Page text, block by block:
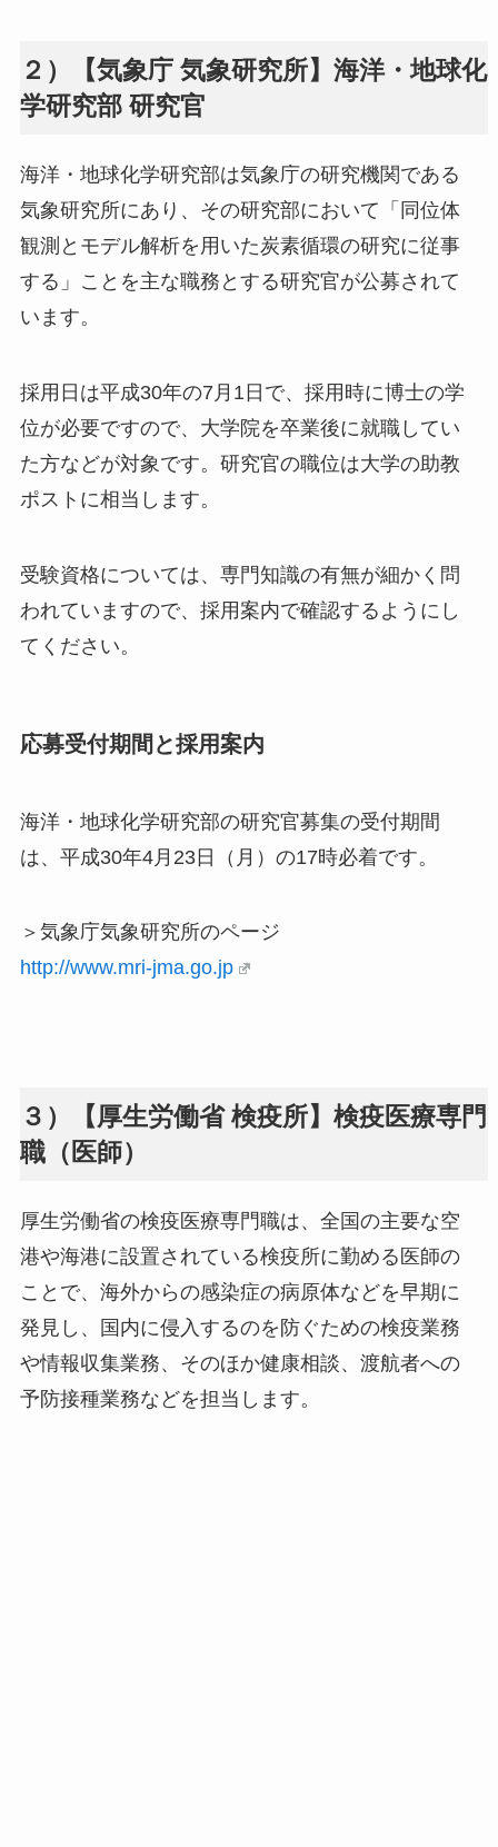
２）【気象庁 気象研究所】海洋・地球化
学研究部 研究官
海洋・地球化学研究部は気象庁の研究機関である
気象研究所にあり、その研究部において「同位体
観測とモデル解析を用いた炭素循環の研究に従事
する」ことを主な職務とする研究官が公募されて
います。
採用日は平成30年の7月1日で、採用時に博士の学
位が必要ですので、大学院を卒業後に就職してい
た方などが対象です。研究官の職位は大学の助教
ポストに相当します。
受験資格については、専門知識の有無が細かく問
われていますので、採用案内で確認するようにし
てください。
応募受付期間と採用案内
海洋・地球化学研究部の研究官募集の受付期間
は、平成30年4月23日（月）の17時必着です。
＞気象庁気象研究所のページ
http://www.mri-jma.go.jp
３）【厚生労働省 検疫所】検疫医療専門
職（医師）
厚生労働省の検疫医療専門職は、全国の主要な空
港や海港に設置されている検疫所に勤める医師の
ことで、海外からの感染症の病原体などを早期に
発見し、国内に侵入するのを防ぐための検疫業務
や情報収集業務、そのほか健康相談、渡航者への
予防接種業務などを担当します。